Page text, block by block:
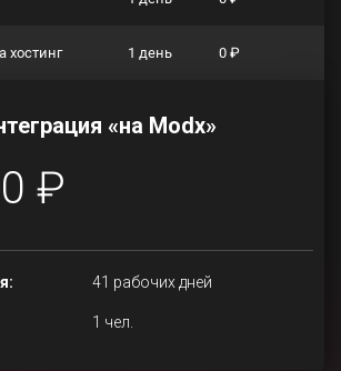
хостинг 1 день 0 ₽
«на Modx»
₽
41 рабочих дней
1 чел.